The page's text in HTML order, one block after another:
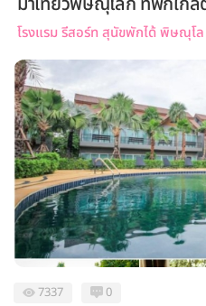
โรงแรม รีสอร์ท สุนัขพักได้ พิษณุโ
7337 0